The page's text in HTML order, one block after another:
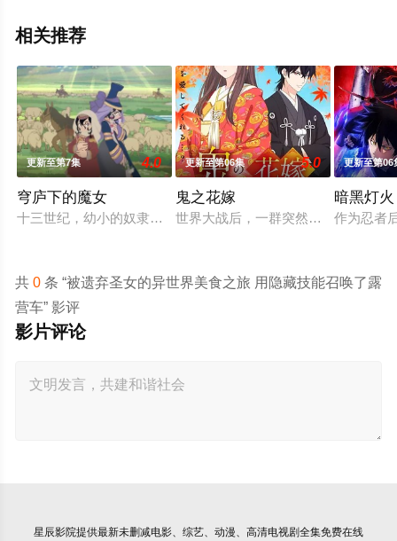
相关推荐
更新至第7集 4.0
穹庐下的魔女
十三世纪，幼小的奴隶希塔拉在伊朗东部城市图斯被奴隶商委
更新至第06集 5.0
鬼之花嫁
世界大战后，一群突然现身的妖怪帮
更新至第06
暗黑灯火
作为忍者
共 0条 “被遗弃圣女的异世界美食之旅 用隐藏技能召唤了露
营车” 影评
影片评论
星辰影院提供最新未删减电影、综艺、动漫、高清电视剧全集免费在线